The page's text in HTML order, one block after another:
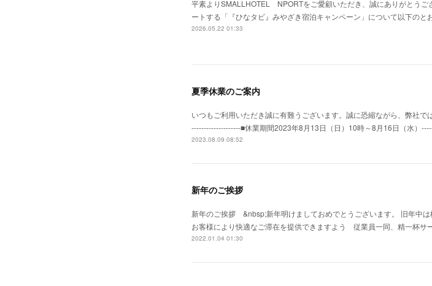
平素よりSMALLHOTEL NPORTをご愛顧いただき、誠にありがとうご
ートする「『ひなタビ』みやざき宿泊キャンペーン」について以下の
2026.05.22 01:33
夏季休業のご案内
いつもご利用いただき誠に有難うございます。誠に恐縮ながら、弊社
--------------------■休業期間2023年8月13日（日）10時～8月16日（水）
2023.08.09 08:52
新年のご挨拶
新年のご挨拶 &nbsp;新年明けましておめでとうございます。 旧年
お客様により快適なご滞在を提供できますよう 従業員一同、精一杯
2022.01.04 01:30